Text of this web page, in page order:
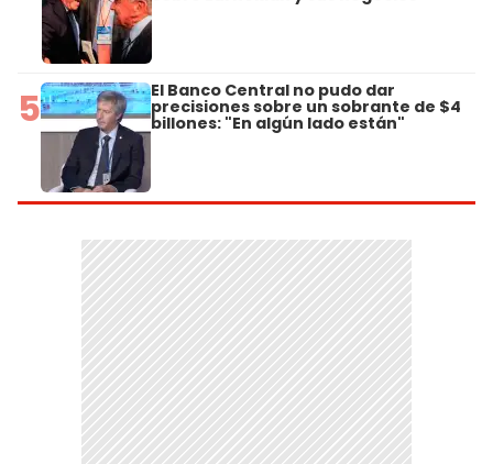
5 El Banco Central no pudo dar
precisiones sobre un sobrante de $4
billones: "En algún lado están"